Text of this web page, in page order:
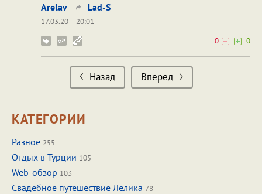
Arelav Lad-S
17.03.20
20:01
0
0
Назад Вперед
КАТЕГОРИИ
Разное 255
Отдых в Турции 105
Web-обзор 103
Свадебное путешествие Лелика 78